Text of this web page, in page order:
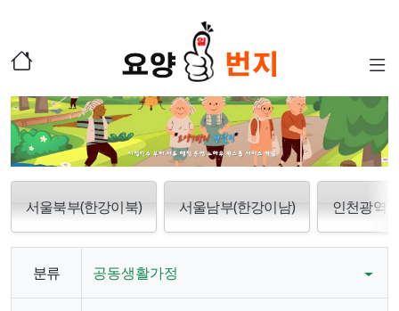
서울북부(한강이북) 서울남부(한강이남) 인천광역시
분류 공동생활가정